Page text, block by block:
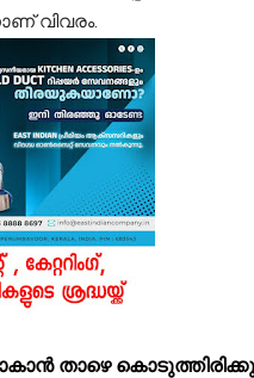
വിവരം.
താഴെ